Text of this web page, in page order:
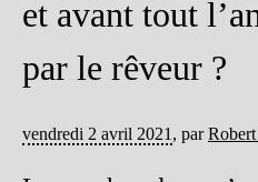
et avant tout
par le rêveur ?
vendredi 2 avril 2021 , par